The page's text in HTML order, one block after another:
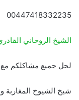
00447418332235
الشيخ الروحاني
لحل جميع مشاكلكم مع
شيخ الشيوخ المغاربة و